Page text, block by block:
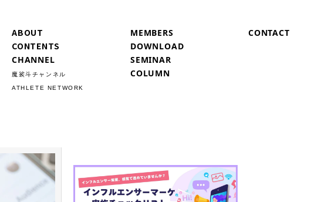
ABOUT
CONTENTS
CHANNEL
魔裟斗チャンネル
ATHLETE NETWORK
MEMBERS
DOWNLOAD
SEMINAR
COLUMN
CONTACT